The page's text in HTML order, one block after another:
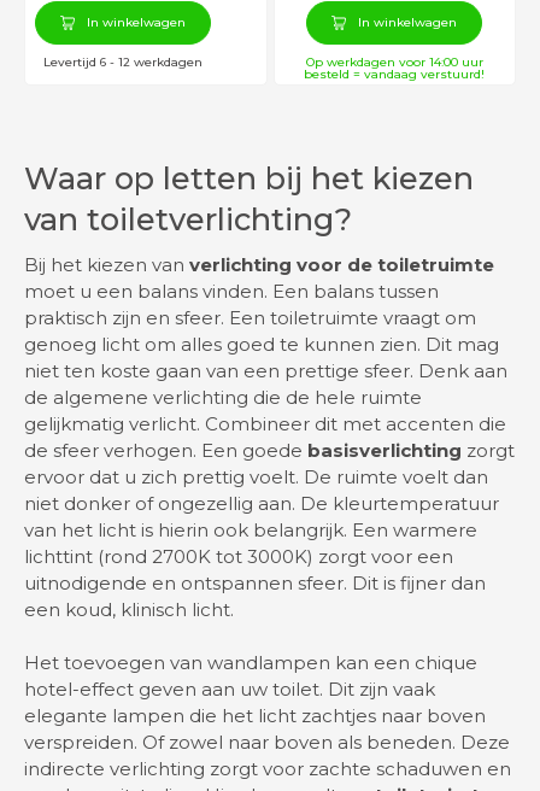
In winkelwagen
Levertijd 6 - 12 werkdagen
In winkelwagen
Op werkdagen voor 14:00 uur
besteld = vandaag verstuurd!
Waar op letten bij het kiezen
van toiletverlichting?
Bij het kiezen van verlichting voor de toiletruimte
moet u een balans vinden. Een balans tussen
praktisch zijn en sfeer. Een toiletruimte vraagt om
genoeg licht om alles goed te kunnen zien. Dit mag
niet ten koste gaan van een prettige sfeer. Denk aan
de algemene verlichting die de hele ruimte
gelijkmatig verlicht. Combineer dit met accenten die
de sfeer verhogen. Een goede basisverlichting zorgt
ervoor dat u zich prettig voelt. De ruimte voelt dan
niet donker of ongezellig aan. De kleurtemperatuur
van het licht is hierin ook belangrijk. Een warmere
lichttint (rond 2700K tot 3000K) zorgt voor een
uitnodigende en ontspannen sfeer. Dit is fijner dan
een koud, klinisch licht.
Het toevoegen van wandlampen kan een chique
hotel-effect geven aan uw toilet. Dit zijn vaak
elegante lampen die het licht zachtjes naar boven
verspreiden. Of zowel naar boven als beneden. Deze
indirecte verlichting zorgt voor zachte schaduwen en